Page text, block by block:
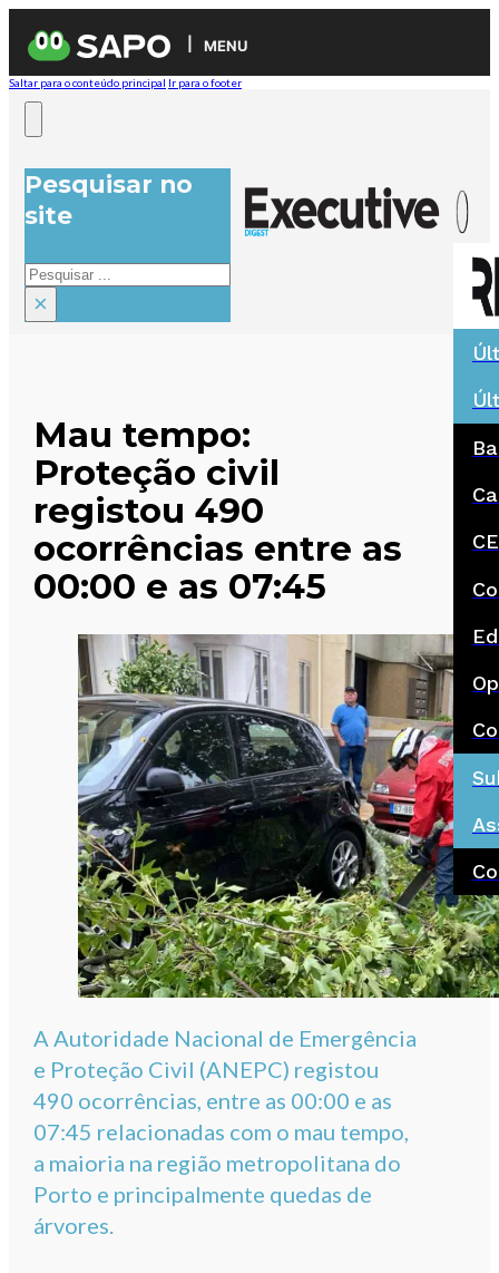
MENU
Saltar para o conteúdo principal Ir para o footer
Pesquisar no
site
Pesquisar
×
Mau tempo:
Proteção civil
registou 490
ocorrências entre as
00:00 e as 07:45
A Autoridade Nacional de Emergência
e Proteção Civil (ANEPC) registou
490 ocorrências, entre as 00:00 e as
07:45 relacionadas com o mau tempo,
a maioria na região metropolitana do
Porto e principalmente quedas de
árvores.